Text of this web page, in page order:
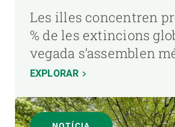
Les illes concentren
% de les extincions
vegada s’assemblen
EXPLORAR